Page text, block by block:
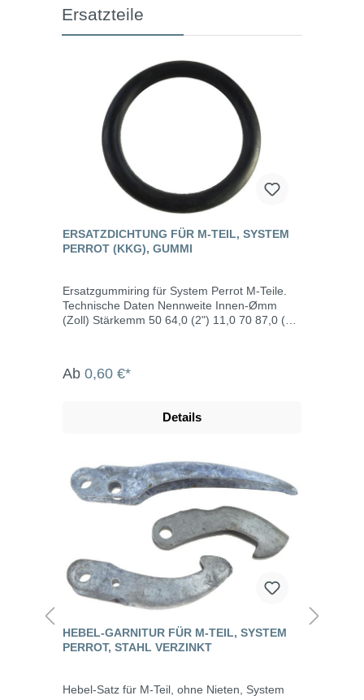
Ersatzteile
ERSATZDICHTUNG FÜR M-TEIL, SYSTEM
PERROT (KKG), GUMMI
Ersatzgummiring für System Perrot M-Teile.
Technische Daten Nennweite Innen-Ømm
(Zoll) Stärkemm 50 64,0 (2") 11,0 70 87,0 (2
Ab 0,60 €*
Details
HEBEL-GARNITUR FÜR M-TEIL, SYSTEM
PERROT, STAHL VERZINKT
Hebel-Satz für M-Teil, ohne Nieten, System